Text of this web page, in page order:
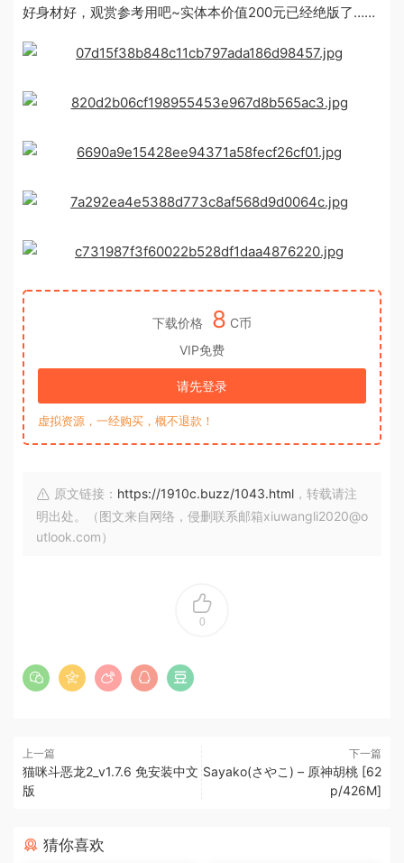
好身材好，观赏参考用吧~实体本价值200元已经绝版了……
下载价格 8 C币
VIP免费
请先登录
虚拟资源，一经购买，概不退款！
原文链接： https://1910c.buzz/1043.html ，转载请注
明出处。（图文来自网络，侵删联系邮箱xiuwangli2020@o
utlook.com）
0
上一篇
猫咪斗恶龙2_v1.7.6 免安装中文
版
下一篇
Sayako(さやこ) – 原神胡桃 [62
p/426M]
猜你喜欢